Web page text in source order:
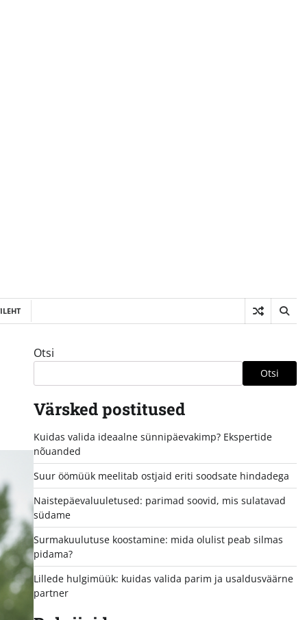
Otsi
Otsi
Värsked postitused
Kuidas valida ideaalne sünnipäevakimp? Ekspertide
nõuanded
Suur öömüük meelitab ostjaid eriti soodsate hindadega
Naistepäevaluuletused: parimad soovid, mis sulatavad
südame
Surmakuulutuse koostamine: mida olulist peab silmas
pidama?
Lillede hulgimüük: kuidas valida parim ja usaldusväärne
partner